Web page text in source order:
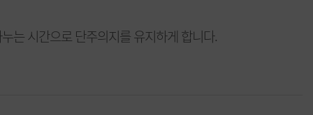
는 시간으로 단주의지를 유지하게 합니다.